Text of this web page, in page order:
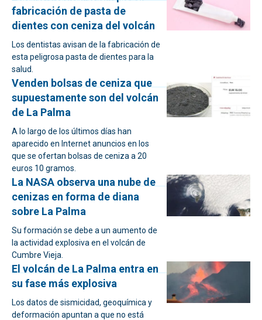
fabricación de pasta de
dientes con ceniza del volcán
Los dentistas avisan de la fabricación de
esta peligrosa pasta de dientes para la
salud.
Venden bolsas de ceniza que
supuestamente son del volcán
de La Palma
A lo largo de los últimos días han
aparecido en Internet anuncios en los
que se ofertan bolsas de ceniza a 20
euros 10 gramos.
La NASA observa una nube de
cenizas en forma de diana
sobre La Palma
Su formación se debe a un aumento de
la actividad explosiva en el volcán de
Cumbre Vieja.
El volcán de La Palma entra en
su fase más explosiva
Los datos de sismicidad, geoquímica y
deformación apuntan a que no está